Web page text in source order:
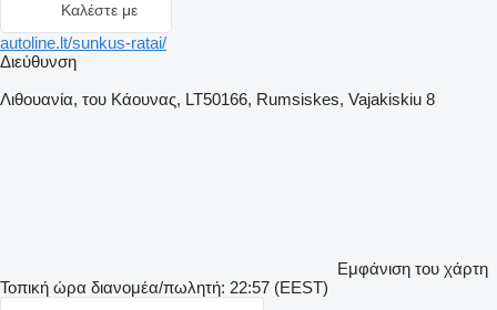
Καλέστε με
autoline.lt/sunkus-ratai/
Διεύθυνση
Λιθουανία, του Κάουνας, LT50166, Rumsiskes, Vajakiskiu 8
Εμφάνιση του χάρτη
Τοπική ώρα διανομέα/πωλητή: 22:57 (EEST)